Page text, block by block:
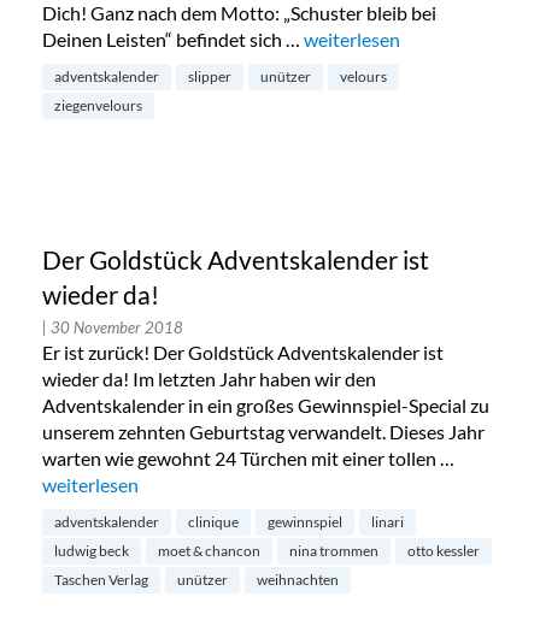
Dich! Ganz nach dem Motto: „Schuster bleib bei
Deinen Leisten“ befindet sich … „Türchen 23: Veloursslipper
weiterlesen
adventskalender slipper unützer
velours
ziegenvelours
Der Goldstück Adventskalender ist
wieder da!
| 30 November 2018
Er ist zurück! Der Goldstück Adventskalender ist
wieder da! Im letzten Jahr haben wir den
Adventskalender in ein großes Gewinnspiel-Special zu
unserem zehnten Geburtstag verwandelt. Dieses Jahr
warten wie gewohnt 24 Türchen mit einer tollen …
„Der Goldstück Adventskalender ist wieder da!“
weiterlesen
adventskalender clinique gewinnspiel
linari
ludwig beck
moet & chancon nina trommen
otto kessler
Taschen Verlag
unützer weihnachten